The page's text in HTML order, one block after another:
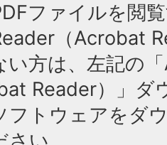
ファイルを閲
（Acrobat
い方は、左記の
Reader）」ダ
フトウェアをダ